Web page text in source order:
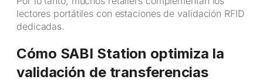
lectores portátiles con estaciones de validación RFID
dedicadas.
Cómo SABI Station optimiza la
validación de transferencias